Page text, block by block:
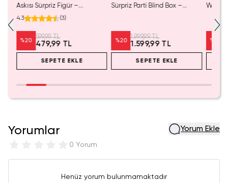
Askısı Sürpriz Figür –
Koleksiyonluk Blind Box
4.3 (3)
%20
599,99 TL
479,99 TL
SEPETE EKLE
Sürpriz Parti Blind Box –
%20
1.999,99 TL
1.599,99 TL
SEPETE EKLE
%
Yorumlar
0 Yorum
Yorum Ekle
Henüz yorum bulunmamaktadır